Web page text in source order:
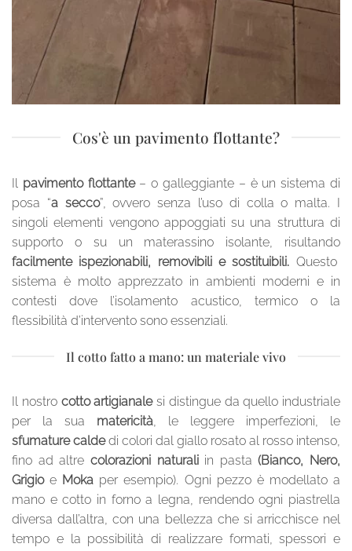
Cos'è un pavimento flottante?
Il pavimento flottante– o galleggiante – è un sistema di
posa “a secco”, ovvero senza l’uso di colla o malta. I
singoli elementi vengono appoggiati su una struttura di
supporto o su un materassino isolante, risultando
facilmente ispezionabili, removibili e sostituibili. Questo
sistema è molto apprezzato in ambienti moderni e in
contesti dove l’isolamento acustico, termico o la
flessibilità d’intervento sono essenziali.
Il cotto fatto a mano: un materiale vivo
Il nostro cotto artigianalesi distingue da quello industriale
per la sua matericità, le leggere imperfezioni, le
sfumature caldedi colori dal giallo rosato al rosso intenso,
fino ad altre colorazioni naturali in pasta (Bianco, Nero,
Grigioe Moka per esempio). Ogni pezzo è modellato a
mano e cotto in forno a legna, rendendo ogni piastrella
diversa dall’altra, con una bellezza che si arricchisce nel
tempo e la possibilità di realizzare formati, spessori e